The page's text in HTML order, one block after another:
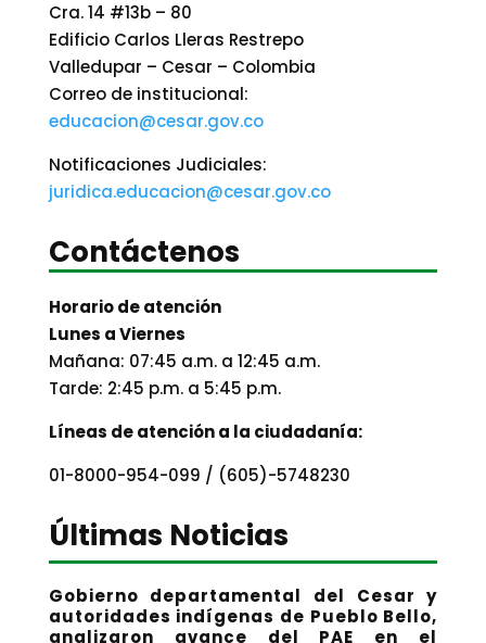
Cra. 14 #13b – 80
Edificio Carlos Lleras Restrepo
Valledupar – Cesar – Colombia
Correo de institucional:
educacion@cesar.gov.co
Notificaciones Judiciales:
juridica.educacion@cesar.gov.co
Contáctenos
Horario de atención
Lunes a Viernes
Mañana: 07:45 a.m. a 12:45 a.m.
Tarde: 2:45 p.m. a 5:45 p.m.
Líneas de atención a la ciudadanía:
01-8000-954-099 / (605)-5748230
Últimas Noticias
Gobierno departamental del Cesar y
autoridades indígenas de Pueblo Bello,
analizaron avance del PAE en el